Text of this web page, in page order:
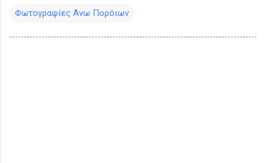
Φωτογραφίες Άνω Πορόιων